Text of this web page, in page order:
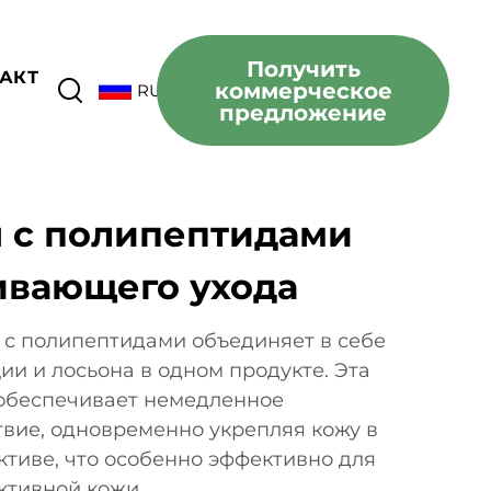
RU
Получить
коммерческое
предложение
полипептидами
ухода
полипептидами объединяет в себе
и лосьона в одном продукте. Эта
немедленное
одновременно укрепляя кожу в
что особенно эффективно для